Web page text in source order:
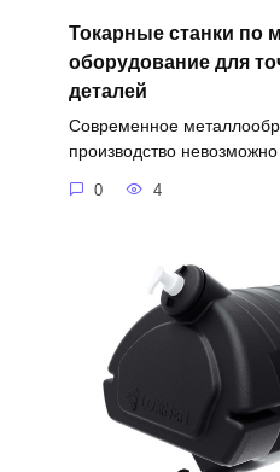
Токарные станки по
оборудование для
деталей
Современное
производство невозможно
0 4